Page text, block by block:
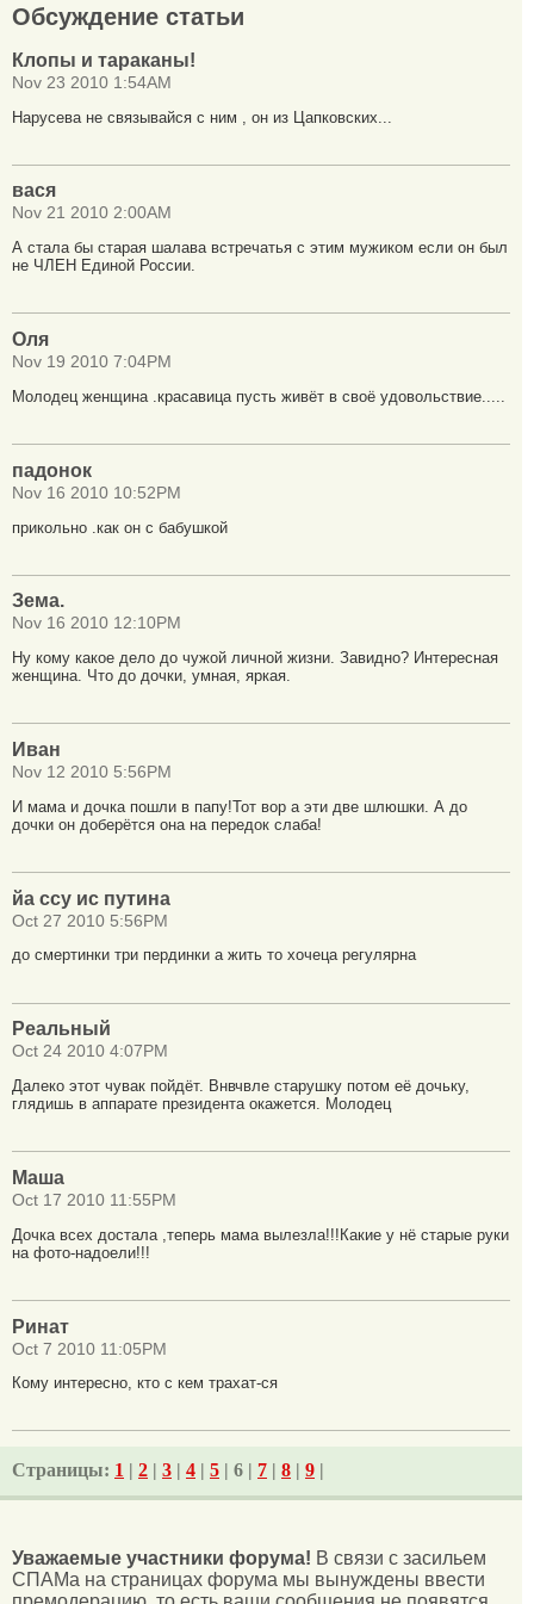
Обсуждение статьи
Клопы и тараканы!
Nov 23 2010 1:54AM
Нарусева не связывайся с ним , он из Цапковских...
вася
Nov 21 2010 2:00AM
А стала бы старая шалава встречатья с этим мужиком если он был
не ЧЛЕН Единой России.
Оля
Nov 19 2010 7:04PM
Молодец женщина .красавица пусть живёт в своё удовольствие.....
падонок
Nov 16 2010 10:52PM
прикольно .как он с бабушкой
Зема.
Nov 16 2010 12:10PM
Ну кому какое дело до чужой личной жизни. Завидно? Интересная
женщина. Что до дочки, умная, яркая.
Иван
Nov 12 2010 5:56PM
И мама и дочка пошли в папу!Тот вор а эти две шлюшки. А до
дочки он доберётся она на передок слаба!
йа ссу ис путина
Oct 27 2010 5:56PM
до смертинки три пердинки а жить то хочеца регулярна
Реальный
Oct 24 2010 4:07PM
Далеко этот чувак пойдёт. Внвчвле старушку потом её дочьку,
глядишь в аппарате президента окажется. Молодец
Маша
Oct 17 2010 11:55PM
Дочка всех достала ,теперь мама вылезла!!!Какие у нё старые руки
на фото-надоели!!!
Ринат
Oct 7 2010 11:05PM
Кому интересно, кто с кем трахат-ся
Страницы: 1 2 3 4 5 | 6 | 7 8 9
Уважаемые участники форума! В связи с засильем
СПАМа на страницах форума мы вынуждены ввести